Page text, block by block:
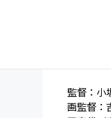
監督：小
画監督：